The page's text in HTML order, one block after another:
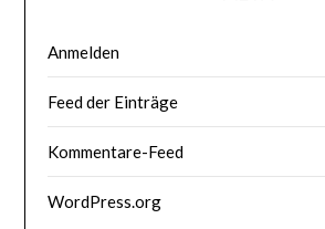
Anmelden
Feed der Einträge
Kommentare-Feed
WordPress.org